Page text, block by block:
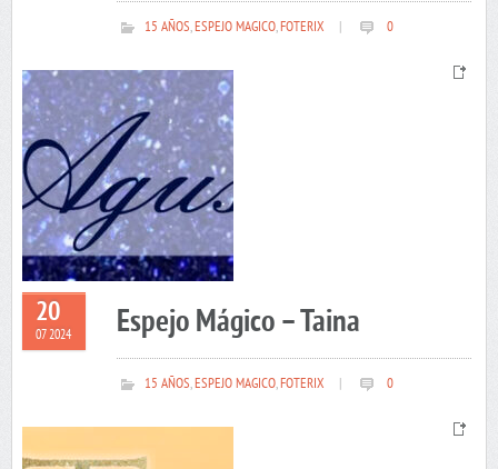
15 AÑOS,ESPEJO MAGICO,FOTERIX 0
20
07 2024 Espejo Mágico – Taina
15 AÑOS,ESPEJO MAGICO,FOTERIX 0